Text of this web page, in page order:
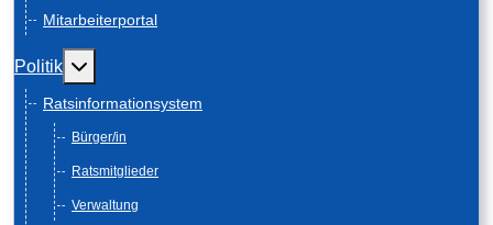
Mitarbeiterportal
Politik Weitere Informationen: Politik
Ratsinformationsystem
Bürger/in
Ratsmitglieder
Verwaltung